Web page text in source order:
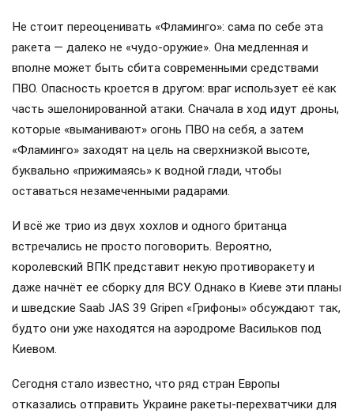
Не стоит переоценивать «Фламинго»: сама по себе эта
ракета — далеко не «чудо-оружие». Она медленная и
вполне может быть сбита современными средствами
ПВО. Опасность кроется в другом: враг использует её как
часть эшелонированной атаки. Сначала в ход идут дроны,
которые «выманивают» огонь ПВО на себя, а затем
«Фламинго» заходят на цель на сверхнизкой высоте,
буквально «прижимаясь» к водной глади, чтобы
оставаться незамеченными радарами.
И всё же трио из двух хохлов и одного британца
встречались не просто поговорить. Вероятно,
королевский ВПК представит некую противоракету и
даже начнёт ее сборку для ВСУ. Однако в Киеве эти планы
и шведские Saab JAS 39 Gripen «Грифоны» обсуждают так,
будто они уже находятся на аэродроме Васильков под
Киевом.
Сегодня стало известно, что ряд стран Европы
отказались отправить Украине ракеты-перехватчики для